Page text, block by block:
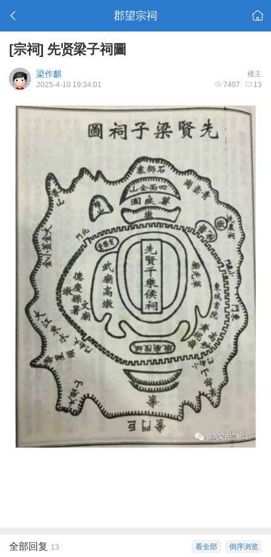
郡望宗祠
[宗祠] 先贤梁子祠圖
楼主
梁作麒
7407 13
2025-4-10 19:34:01
倒序浏览
看全部
全部回复 13